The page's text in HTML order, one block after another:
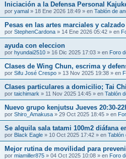
Iniciación a la Defensa Personal
por yamal » 18 Ene 2026 18:49 » en Tablón de
Pesas en las artes marciales y
por StephenCardona » 14 Ene 2026 05:42 » en
ayuda con eleccion
por hyundai2510 » 16 Dic 2025 17:03 » en Foro
Clases de Wing Chun, escrima y
por Sifu José Crespo » 13 Nov 2025 19:38 » en
Clases particulares a domicilio; Tai
por taichimark » 11 Nov 2025 14:45 » en Tablón
Nuevo grupo kenjutsu Jueves 20:30-
por Shiro_Amakusa » 29 Oct 2025 18:45 » en
Se alquila sala tatami 100m2 diáfana
por Black Eagle » 10 Oct 2025 17:42 » en Tablón
Mejor rutina de movilidad para
por miamiller875 » 04 Oct 2025 10:08 » en Foro